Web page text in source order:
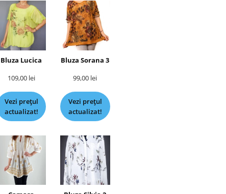
Bluza Lucica
109,00 lei
Vezi prețul
actualizat!
Bluza Sorana 3
99,00 lei
Vezi prețul
actualizat!